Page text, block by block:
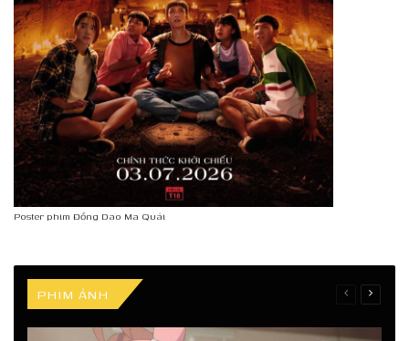
Poster phim Đồng Dao Ma Quái
PHIM ẢNH
PreviousNext